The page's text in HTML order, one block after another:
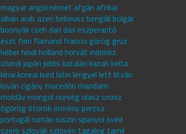
magyar angol német afgán afrikai
albán arab azeri belorusz bengáli bolgár
bosnyák cseh dari dán eszperantó
észt finn flamand francia görög grúz
héber hindi holland horvát indonéz
izlandi japán jiddis katalán kazah kelta
kínai koreai kurd latin lengyel lett litván
lovári cigány macedón mandarin
moldáv mongol norvég olasz orosz
ógörög ótörök örmény perzsa
portugál román ruszin spanyol svéd
szerb szlovák szlovén tagalog tamil